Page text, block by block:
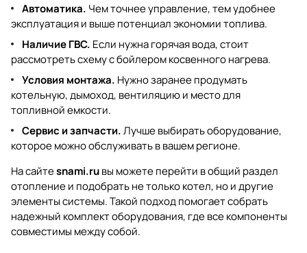
Автоматика. Чем точнее управление, тем удобнее
эксплуатация и выше потенциал экономии топлива.
Наличие ГВС. Если нужна горячая вода, стоит
рассмотреть схему с бойлером косвенного нагрева.
Условия монтажа. Нужно заранее продумать
котельную, дымоход, вентиляцию и место для
топливной емкости.
Сервис и запчасти.Лучше выбирать оборудование,
которое можно обслуживать в вашем регионе.
На сайтеsnami.ruвы можете перейти в общий раздел
отоплениеи подобрать не только котел, но и другие
элементы системы. Такой подход помогает собрать
надежный комплект оборудования, где все компоненты
совместимы между собой.